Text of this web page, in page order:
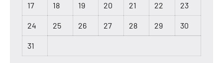
17 18 19 20 21 22 23
24 25 26 27 28 29 30
31